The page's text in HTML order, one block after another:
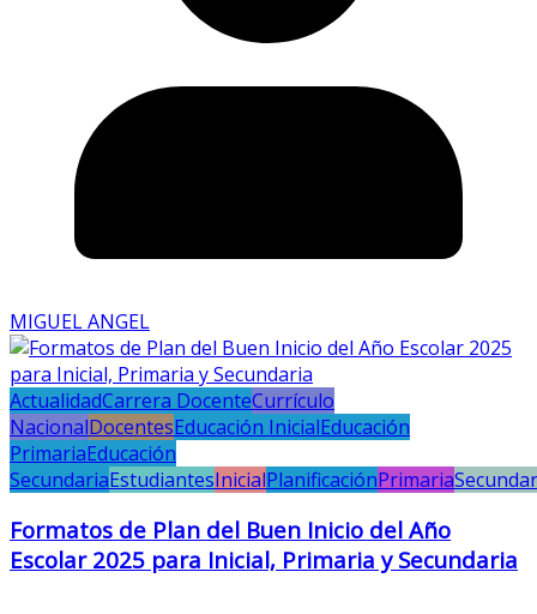
MIGUEL ANGEL
ActualidadCarrera DocenteCurrículo
NacionalDocentesEducación InicialEducación
PrimariaEducación
SecundariaEstudiantesInicialPlanificaciónPrimaria
Formatos de Plan del Buen Inicio del Año
Escolar 2025 para Inicial, Primaria y Secundaria